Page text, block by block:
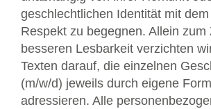
geschlechtlichen Identität mit
Respekt zu begegnen. Allein zum
besseren Lesbarkeit verzichten
Texten darauf, die einzelnen
(m/w/d) jeweils durch eigene
adressieren. Alle